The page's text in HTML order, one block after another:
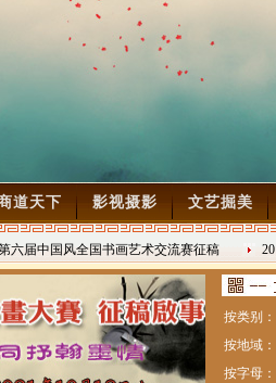
道天下 影视摄影 文艺掘美
届中国风全国书画艺术交流赛征稿
日战争
按类别：
按地域：
按字母：